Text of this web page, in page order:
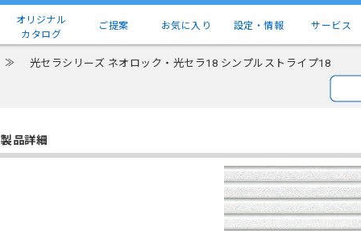
オリジナル
カタログ
ご提案 お気に入り 設定・情報 サービス
≫ 光セラシリーズ ネオロック・光セラ18 シンプルストライプ18
製品詳細